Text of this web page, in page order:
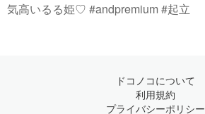
気高いるる姫♡ #andpremium #起立
ドコノコについて
利用規約
プライバシーポリシー